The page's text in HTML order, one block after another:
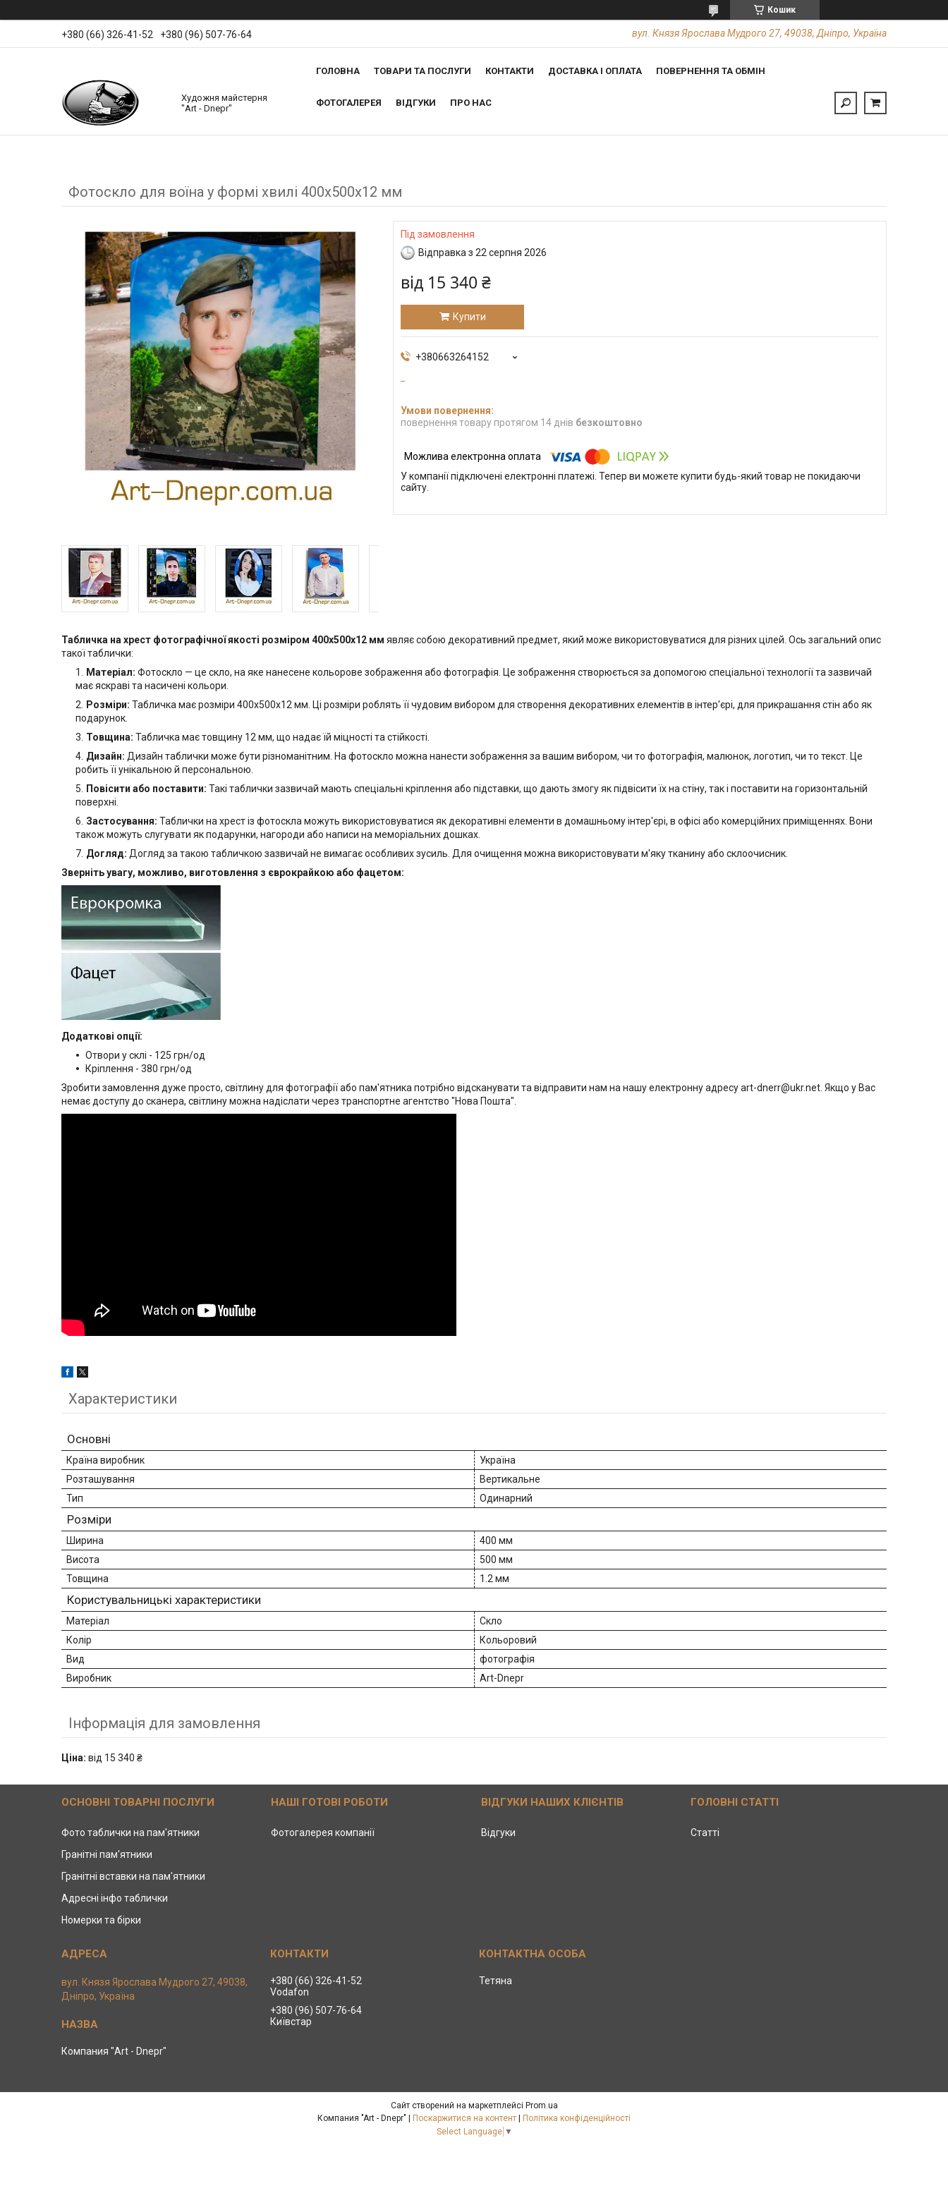
Кошик
+380 (66) 326-41-52 +380 (96) 507-76-64 вул. Князя Ярослава Мудрого 27, 49038, Дніпро, Україна
Художня майстерня
"Art - Dnepr"
ГОЛОВНА ТОВАРИ ТА ПОСЛУГИ КОНТАКТИ ДОСТАВКА І ОПЛАТА ПОВЕРНЕННЯ ТА ОБМІН
ФОТОГАЛЕРЕЯ ВІДГУКИ ПРО НАС
Фотоскло для воїна у формі хвилі 400х500х12 мм
Під замовлення
Відправка з 22 серпня 2026
від 15 340 ₴
Купити
+380663264152
повернення товару протягом 14 днів безкоштовно
У компанії підключені електронні платежі. Тепер ви можете купити будь-який товар не покидаючи
сайту.
Табличка на хрест фотографічної якості розміром 400х500x12 мм являє собою декоративний предмет, який може використовуватися для різних цілей. Ось загальний опис
такої таблички:
Матеріал: Фотоскло — це скло, на яке нанесене кольорове зображення або фотографія. Це зображення створюється за допомогою спеціальної технології та зазвичай
має яскраві та насичені кольори.
Розміри: Табличка має розміри 400х500х12 мм. Ці розміри роблять її чудовим вибором для створення декоративних елементів в інтер'єрі, для прикрашання стін або як
подарунок.
Товщина: Табличка має товщину 12 мм, що надає їй міцності та стійкості.
Дизайн: Дизайн таблички може бути різноманітним. На фотоскло можна нанести зображення за вашим вибором, чи то фотографія, малюнок, логотип, чи то текст. Це
робить її унікальною й персональною.
Повісити або поставити: Такі таблички зазвичай мають спеціальні кріплення або підставки, що дають змогу як підвісити їх на стіну, так і поставити на горизонтальній
поверхні.
Застосування: Таблички на хрест із фотоскла можуть використовуватися як декоративні елементи в домашньому інтер'єрі, в офісі або комерційних приміщеннях. Вони
також можуть слугувати як подарунки, нагороди або написи на меморіальних дошках.
Догляд: Догляд за такою табличкою зазвичай не вимагає особливих зусиль. Для очищення можна використовувати м'яку тканину або склоочисник.
Зверніть увагу, можливо, виготовлення з єврокрайкою або фацетом:
Додаткові опції:
Отвори у склі - 125 грн/од
Кріплення - 380 грн/од
Зробити замовлення дуже просто, світлину для фотографії або пам'ятника потрібно відсканувати та відправити нам на нашу електронну адресу art-dnerr@ukr.net. Якщо у Вас
немає доступу до сканера, світлину можна надіслати через транспортне агентство "Нова Пошта".
Характеристики
Основні
Країна виробник
Україна
Розташування
Вертикальне
Тип
Одинарний
Розміри
Ширина
400 мм
Висота
500 мм
Товщина
1.2 мм
Користувальницькі характеристики
Матеріал
Скло
Колір
Кольоровий
Вид
фотографія
Виробник
Art-Dnepr
Інформація для замовлення
Ціна: від 15 340 ₴
ОСНОВНІ ТОВАРНІ ПОСЛУГИ
Фото таблички на пам'ятники
Гранітні пам'ятники
Гранітні вставки на пам'ятники
Адресні інфо таблички
Номерки та бірки
НАШІ ГОТОВІ РОБОТИ
Фотогалерея компанії
ВІДГУКИ НАШИХ КЛІЄНТІВ
Відгуки
ГОЛОВНІ СТАТТІ
Статті
вул. Князя Ярослава Мудрого 27, 49038,
Дніпро, Україна
Компания "Art - Dnepr"
+380 (66) 326-41-52
Vodafon
+380 (96) 507-76-64
Київстар
Тетяна
Сайт створений на маркетплейсі Prom.ua
Поскаржитися на контент
Політика конфіденційності
Select Language ▼